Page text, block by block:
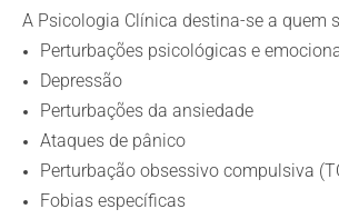
A Psicologia Clínica destina-se a quem
Perturbações psicológicas e
Depressão
Perturbações da ansiedade
Ataques de pânico
Perturbação obsessivo compulsiva
Fobias específicas